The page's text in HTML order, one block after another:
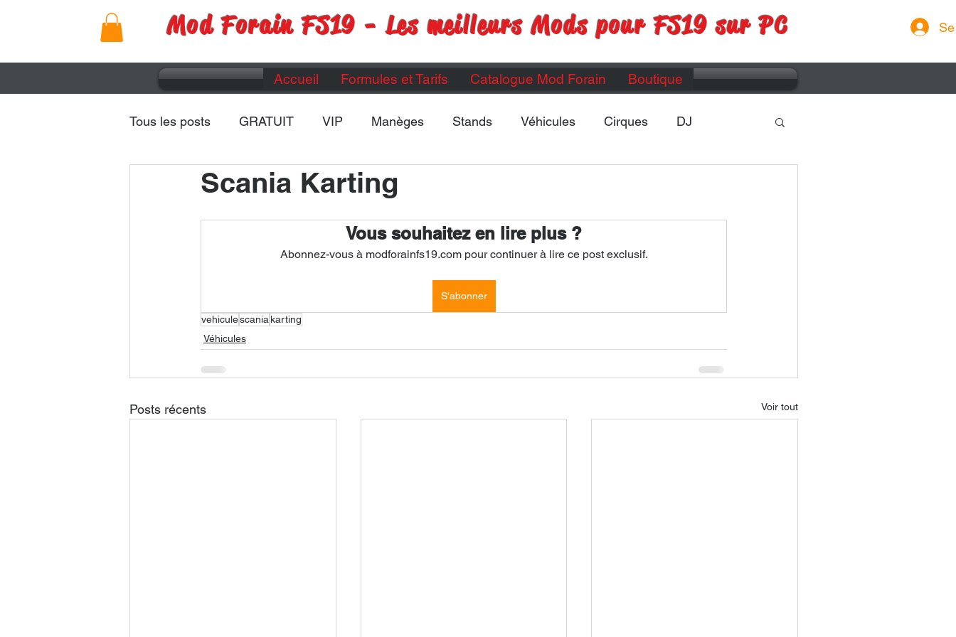
Mod Forain FS19 - Les meilleurs Mods pour FS19 sur PC
Accueil Formules et Tarifs Catalogue Mod Forain Boutique
Tous les posts GRATUIT VIP Manèges Stands Véhicules Cirques DJ
Remorques Caravanes Maps
Scania Karting
Vous souhaitez en lire plus ?
Abonnez-vous à modforainfs19.com pour continuer à lire ce post exclusif.
S'abonner
vehiculescania karting
Véhicules
Posts récents Voir tout